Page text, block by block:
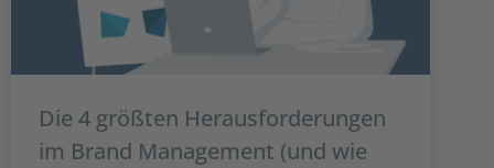
Die 4 größten Herausforderungen
im Brand Management (und wie